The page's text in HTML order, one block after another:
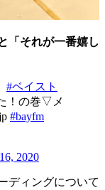
「それが一番嬉し
#ベイスト
！の巻▽メ
#bayfm
2020
ディングについて